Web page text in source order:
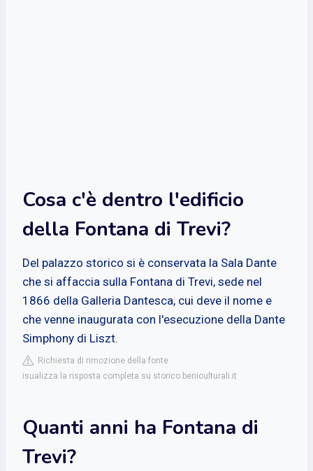
Cosa c'è dentro l'edificio
della Fontana di Trevi?
Del palazzo storico si è conservata la Sala Dante
che si affaccia sulla Fontana di Trevi, sede nel
1866 della Galleria Dantesca, cui deve il nome e
che venne inaugurata con l'esecuzione della Dante
Simphony di Liszt.
Richiesta di rimozione della fonte
isualizza la risposta completa su storico.beniculturali.it
Quanti anni ha Fontana di
Trevi?